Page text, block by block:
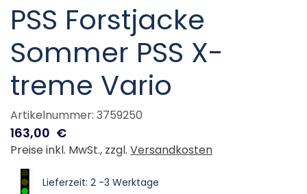
PSS Forstjacke
Sommer PSS X-
treme Vario
Artikelnummer: 3759250
163,00 €
Preise inkl. MwSt., zzgl. Versandkosten
Lieferzeit: 2 -3 Werktage